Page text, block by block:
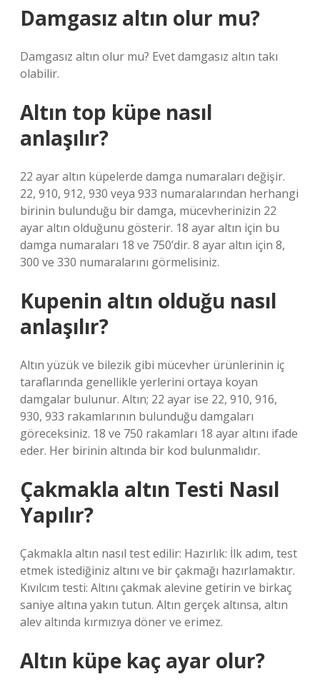
Damgasız altın olur mu?
Damgasız altın olur mu? Evet damgasız altın takı
olabilir.
Altın top küpe nasıl
anlaşılır?
22 ayar altın küpelerde damga numaraları değişir.
22, 910, 912, 930 veya 933 numaralarından herhangi
birinin bulunduğu bir damga, mücevherinizin 22
ayar altın olduğunu gösterir. 18 ayar altın için bu
damga numaraları 18 ve 750’dir. 8 ayar altın için 8,
300 ve 330 numaralarını görmelisiniz.
Kupenin altın olduğu nasıl
anlaşılır?
Altın yüzük ve bilezik gibi mücevher ürünlerinin iç
taraflarında genellikle yerlerini ortaya koyan
damgalar bulunur. Altın; 22 ayar ise 22, 910, 916,
930, 933 rakamlarının bulunduğu damgaları
göreceksiniz. 18 ve 750 rakamları 18 ayar altını ifade
eder. Her birinin altında bir kod bulunmalıdır.
Çakmakla altın Testi Nasıl
Yapılır?
Çakmakla altın nasıl test edilir: Hazırlık: İlk adım, test
etmek istediğiniz altını ve bir çakmağı hazırlamaktır.
Kıvılcım testi: Altını çakmak alevine getirin ve birkaç
saniye altına yakın tutun. Altın gerçek altınsa, altın
alev altında kırmızıya döner ve erimez.
Altın küpe kaç ayar olur?